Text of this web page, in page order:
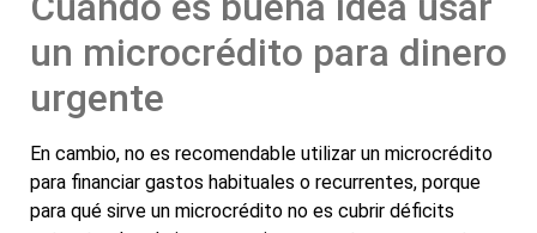
un microcrédito para dinero
urgente
En cambio, no es recomendable utilizar un microcrédito
para financiar gastos habituales o recurrentes, porque
para qué sirve un microcrédito no es cubrir déficits